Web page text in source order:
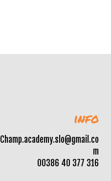
info
Champ.academy.slo@gmail.co
m
00386 40 377 316